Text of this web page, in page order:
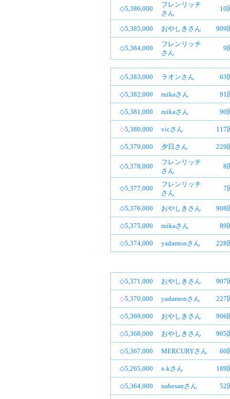
◇5,386,000
フレンリッチ
さん
10
◇5,385,000 おやしきさん 909
◇5,384,000
フレンリッチ
さん
9
◇5,383,000 ラオンさん 63
◇5,382,000 ruikaさん 91
◇5,381,000 ruikaさん 90
◇5,380,000 vicさん 117
◇5,379,000 夕日さん 229
◇5,378,000
フレンリッチ
さん
8
◇5,377,000
フレンリッチ
さん
7
◇5,376,000 おやしきさん 908
◇5,375,000 ruikaさん 89
◇5,374,000 yadamonさん 228
◇5,371,000 おやしきさん 907
◇5,370,000 yadamonさん 227
◇5,369,000 おやしきさん 906
◇5,368,000 おやしきさん 905
◇5,367,000 MERCURYさん 60
◇5,265,000 n.kさん 189
◇5,364,000 nabesanさん 52